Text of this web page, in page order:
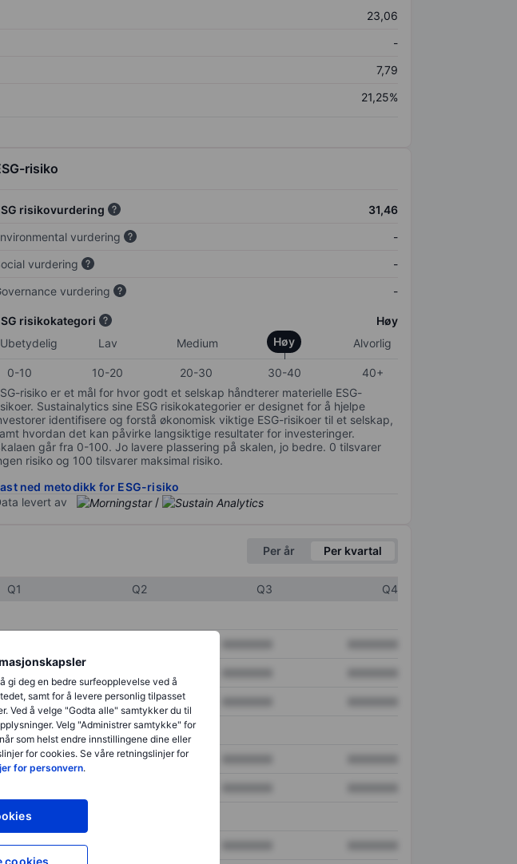
gi deg en bedre surfeopplevelse ved å
samt for å levere personlig tilpasset
Ved å velge "Godta alle" samtykker du til
Velg "Administrer samtykke" for
som helst endre innstillingene dine eller
for cookies. Se våre retningslinjer for
for personvern.
cookies
23,06
-
7,79
21,25%
risiko
risikovurdering
31,46
vurdering
-
vurdering
-
vurdering
-
risikokategori
Høy
Ubetydelig
Lav Medium Høy Alvorlig
0-10 10-20 20-30 30-40
40+
risiko er et mål for hvor godt et selskap håndterer materielle ESG-
Sustainalytics sine ESG risikokategorier er designet for å hjelpe
identifisere og forstå økonomisk viktige ESG-risikoer til et selskap,
hvordan det kan påvirke langsiktige resultater for investeringer.
går fra 0-100. Jo lavere plassering på skalen, jo bedre. 0 tilsvarer
risiko og 100 tilsvarer maksimal risiko.
ned metodikk for ESG-risiko
levert av
/
Per år Per kvartal
Q1 Q2 Q3
Q4
XXXXXXX
XXXXXXX